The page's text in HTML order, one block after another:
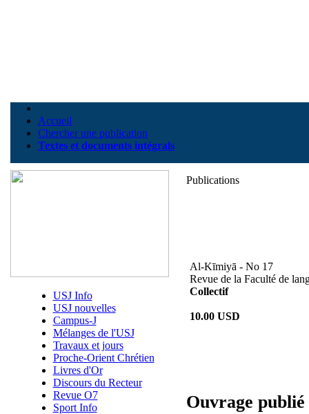
Accueil
Chercher une publication
Textes et documents intégrals
USJ Info
USJ nouvelles
Campus-J
Mélanges de l'USJ
Travaux et jours
Proche-Orient Chrétien
Livres d'Or
Discours du Recteur
Revue O7
Sport Info
Publications
Al-Kīmiyā - No 17
Revue de la Faculté de
Collectif
10.00 USD
Ouvrage publié